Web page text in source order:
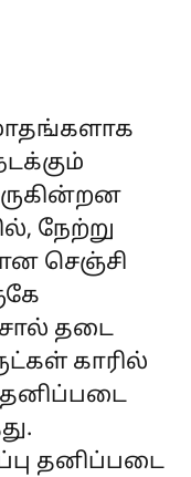
நேற்று
செஞ்சி
தடை
காரில்
தனிப்படை
தனிப்படை